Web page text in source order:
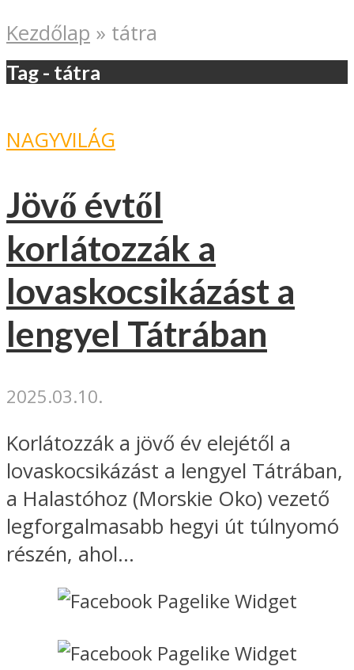
Kezdőlap » tátra
Tag - tátra
NAGYVILÁG
Jövő évtől
korlátozzák a
lovaskocsikázást a
lengyel Tátrában
2025.03.10.
Korlátozzák a jövő év elejétől a
lovaskocsikázást a lengyel Tátrában,
a Halastóhoz (Morskie Oko) vezető
legforgalmasabb hegyi út túlnyomó
részén, ahol...